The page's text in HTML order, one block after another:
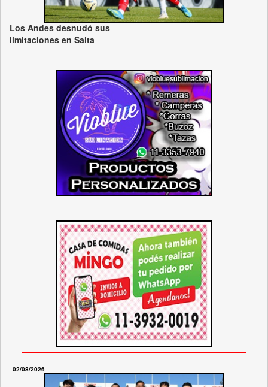
Los Andes desnudó sus
limitaciones en Salta
02/08/2026